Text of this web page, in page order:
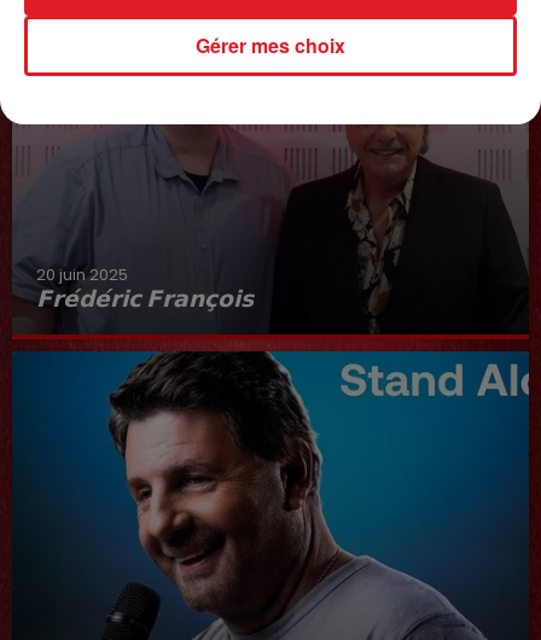
20 juin 2025
𝗙𝗿𝗲́𝗱𝗲́𝗿𝗶𝗰 𝗙𝗿𝗮𝗻𝗰̧𝗼𝗶𝘀
Interview du 20 juin 2025
Gérer mes choix